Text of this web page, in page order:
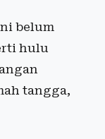
belum
hulu
tangga,